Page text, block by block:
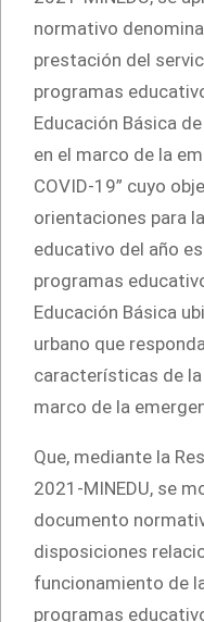
normativo
prestación del
programas
Educación Básica
en el marco de la
COVID-19” cuyo
orientaciones para
educativo del año
programas
Educación Básica
urbano que
características de
marco de la
Que, mediante la
2021-MINEDU, se
documento
disposiciones
funcionamiento de
programas